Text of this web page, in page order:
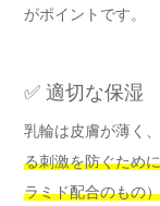
がポイントです。
✅ 適切な保湿
乳輪は皮膚が薄く
る刺激を防ぐため
ラミド配合のもの